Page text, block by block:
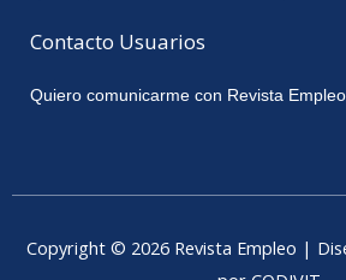
Contacto Usuarios
Quiero comunicarme con Revista Empleo
Copyright © 2026 Revista Empleo |